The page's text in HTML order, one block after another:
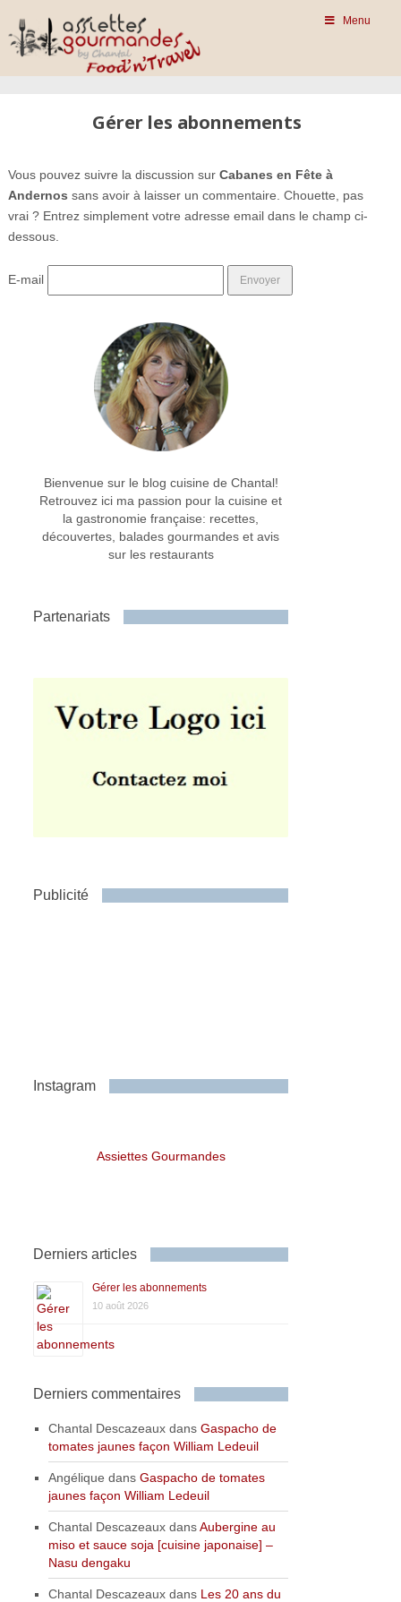
Menu
Gérer les abonnements
Vous pouvez suivre la discussion sur Cabanes en Fête à
Andernos sans avoir à laisser un commentaire. Chouette, pas
vrai ? Entrez simplement votre adresse email dans le champ ci-
dessous.
E-mail
Bienvenue sur le blog cuisine de Chantal!
Retrouvez ici ma passion pour la cuisine et
la gastronomie française: recettes,
découvertes, balades gourmandes et avis
sur les restaurants
Partenariats
Publicité
Instagram
Assiettes Gourmandes
Derniers articles
Gérer les abonnements
10 août 2026
Derniers commentaires
Chantal Descazeaux dansGaspacho de
tomates jaunes façon William Ledeuil
Angélique dansGaspacho de tomates
jaunes façon William Ledeuil
Chantal Descazeaux dansAubergine au
miso et sauce soja [cuisine japonaise] –
Nasu dengaku
Chantal Descazeaux dans Les 20 ans du